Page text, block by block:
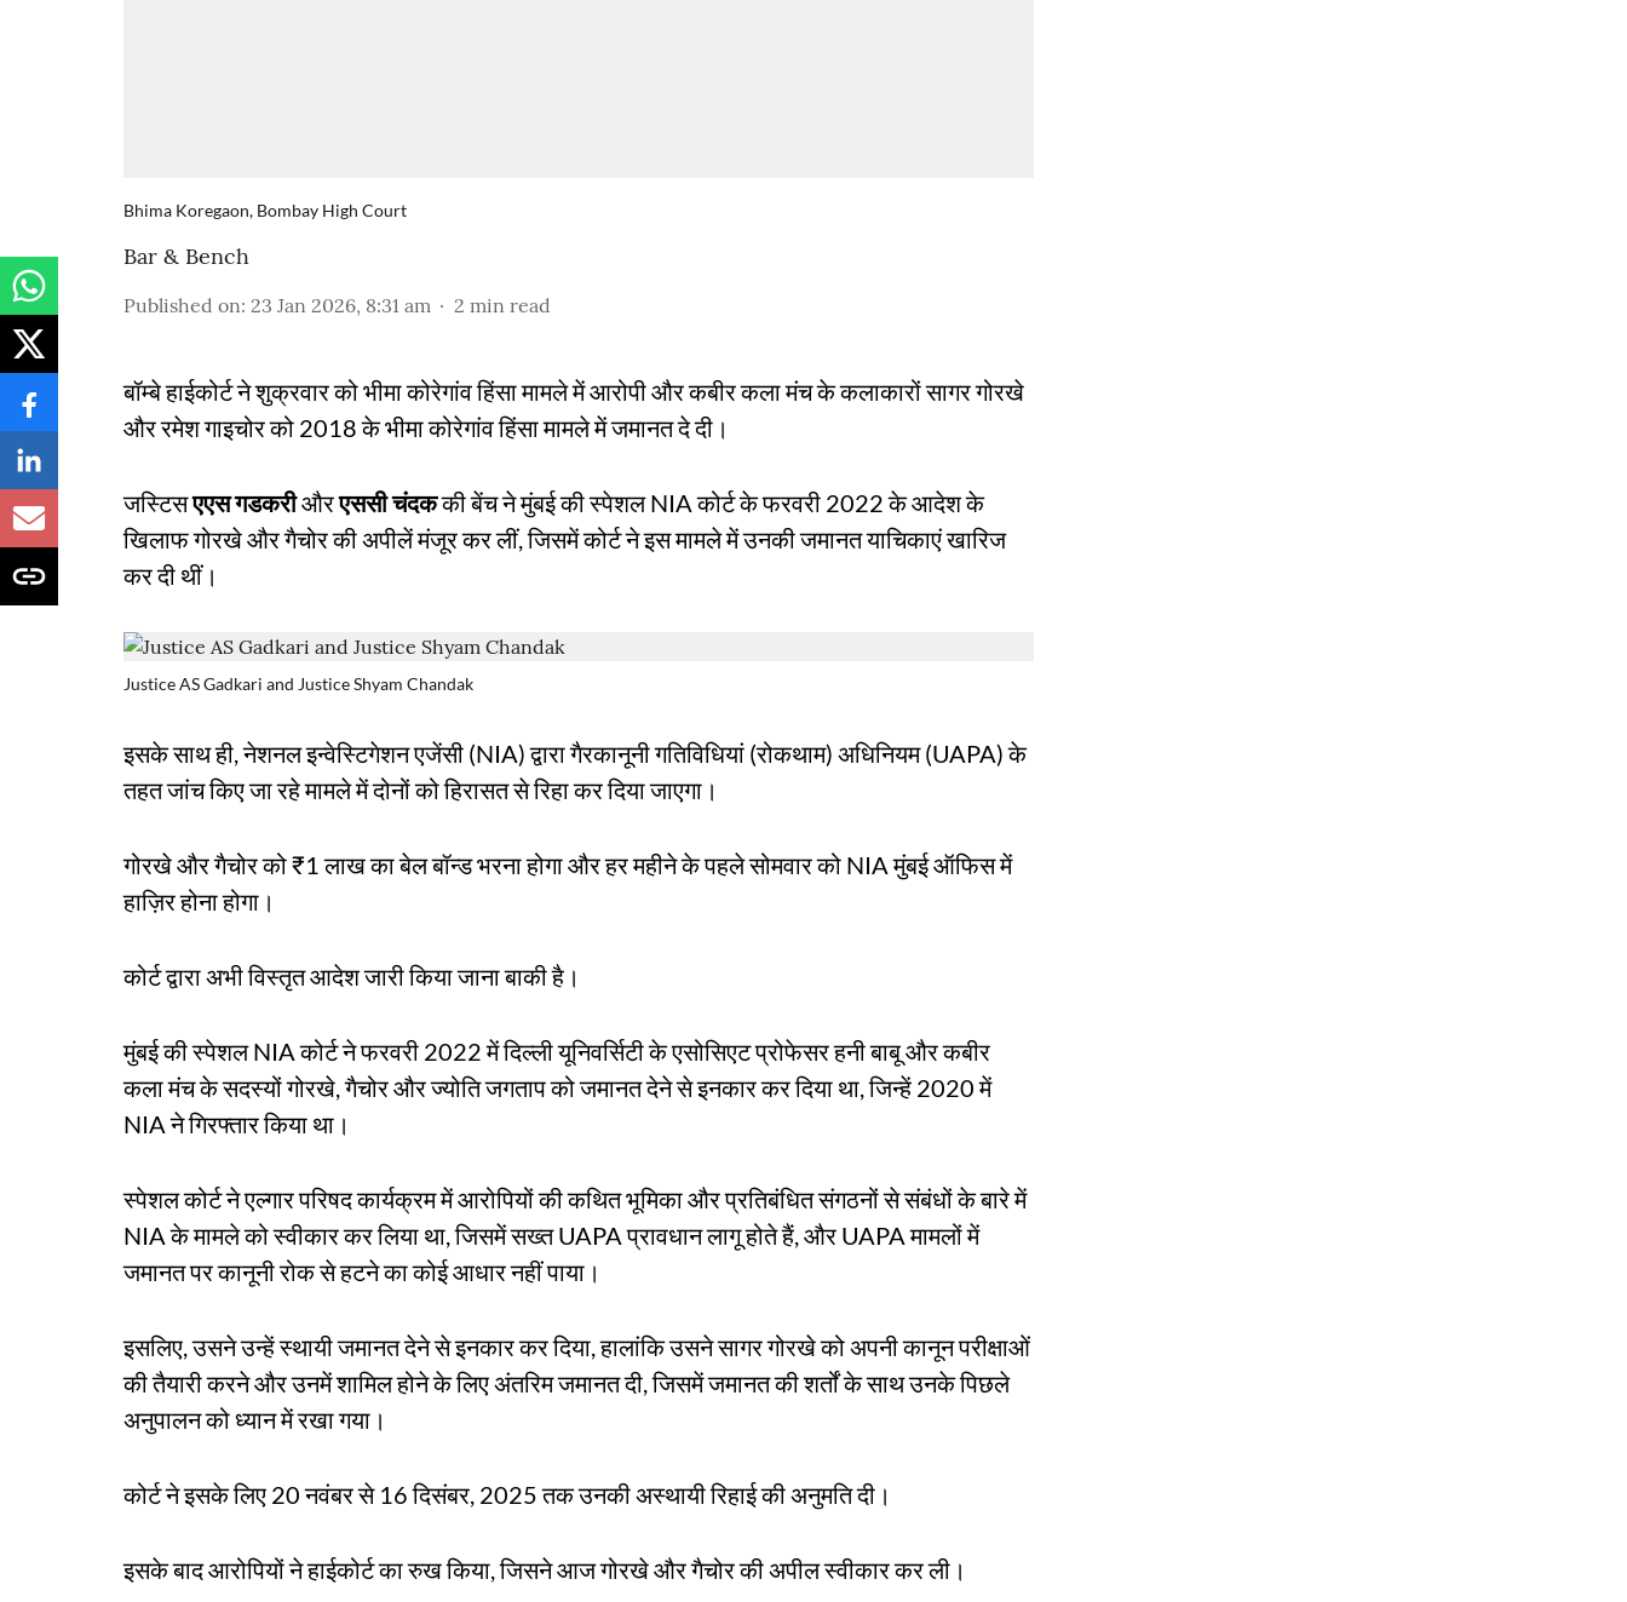
Bhima Koregaon, Bombay High Court
Bar & Bench
Published on: 23 Jan 2026, 8:31 am 2 min read
बॉम्बे हाईकोर्ट ने शुक्रवार को भीमा कोरेगांव हिंसा मामले में आरोपी और कबीर कला मंच के कलाकारों सागर गोरखे
और रमेश गाइचोर को 2018 के भीमा कोरेगांव हिंसा मामले में जमानत दे दी।
जस्टिसएएस गडकरीऔरएससी चंदककी बेंच ने मुंबई की स्पेशल NIA कोर्ट के फरवरी 2022 के आदेश के
खिलाफ गोरखे और गैचोर की अपीलें मंजूर कर लीं, जिसमें कोर्ट ने इस मामले में उनकी जमानत याचिकाएं खारिज
कर दी थीं।
Justice AS Gadkari and Justice Shyam Chandak
इसके साथ ही, नेशनल इन्वेस्टिगेशन एजेंसी (NIA) द्वारा गैरकानूनी गतिविधियां (रोकथाम) अधिनियम (UAPA) के
तहत जांच किए जा रहे मामले में दोनों को हिरासत से रिहा कर दिया जाएगा।
गोरखे और गैचोर को ₹1 लाख का बेल बॉन्ड भरना होगा और हर महीने के पहले सोमवार को NIA मुंबई ऑफिस में
हाज़िर होना होगा।
कोर्ट द्वारा अभी विस्तृत आदेश जारी किया जाना बाकी है।
मुंबई की स्पेशल NIA कोर्ट ने फरवरी 2022 में दिल्ली यूनिवर्सिटी के एसोसिएट प्रोफेसर हनी बाबू और कबीर
कला मंच के सदस्यों गोरखे, गैचोर और ज्योति जगताप को जमानत देने से इनकार कर दिया था, जिन्हें 2020 में
NIA ने गिरफ्तार किया था।
स्पेशल कोर्ट ने एल्गार परिषद कार्यक्रम में आरोपियों की कथित भूमिका और प्रतिबंधित संगठनों से संबंधों के बारे में
NIA के मामले को स्वीकार कर लिया था, जिसमें सख्त UAPA प्रावधान लागू होते हैं, और UAPA मामलों में
जमानत पर कानूनी रोक से हटने का कोई आधार नहीं पाया।
इसलिए, उसने उन्हें स्थायी जमानत देने से इनकार कर दिया, हालांकि उसने सागर गोरखे को अपनी कानून परीक्षाओं
की तैयारी करने और उनमें शामिल होने के लिए अंतरिम जमानत दी, जिसमें जमानत की शर्तों के साथ उनके पिछले
अनुपालन को ध्यान में रखा गया।
कोर्ट ने इसके लिए 20 नवंबर से 16 दिसंबर, 2025 तक उनकी अस्थायी रिहाई की अनुमति दी।
इसके बाद आरोपियों ने हाईकोर्ट का रुख किया, जिसने आज गोरखे और गैचोर की अपील स्वीकार कर ली।